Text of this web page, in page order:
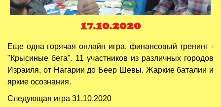
17.10.2020
Еще одна горячая онлайн игра, финансовый тренинг -
"Крысиные бега". 11 участников из различных городов
Израиля, от Нагарии до Беер Шевы. Жаркие баталии и
яркие осознания.
Следующая игра 31.10.2020